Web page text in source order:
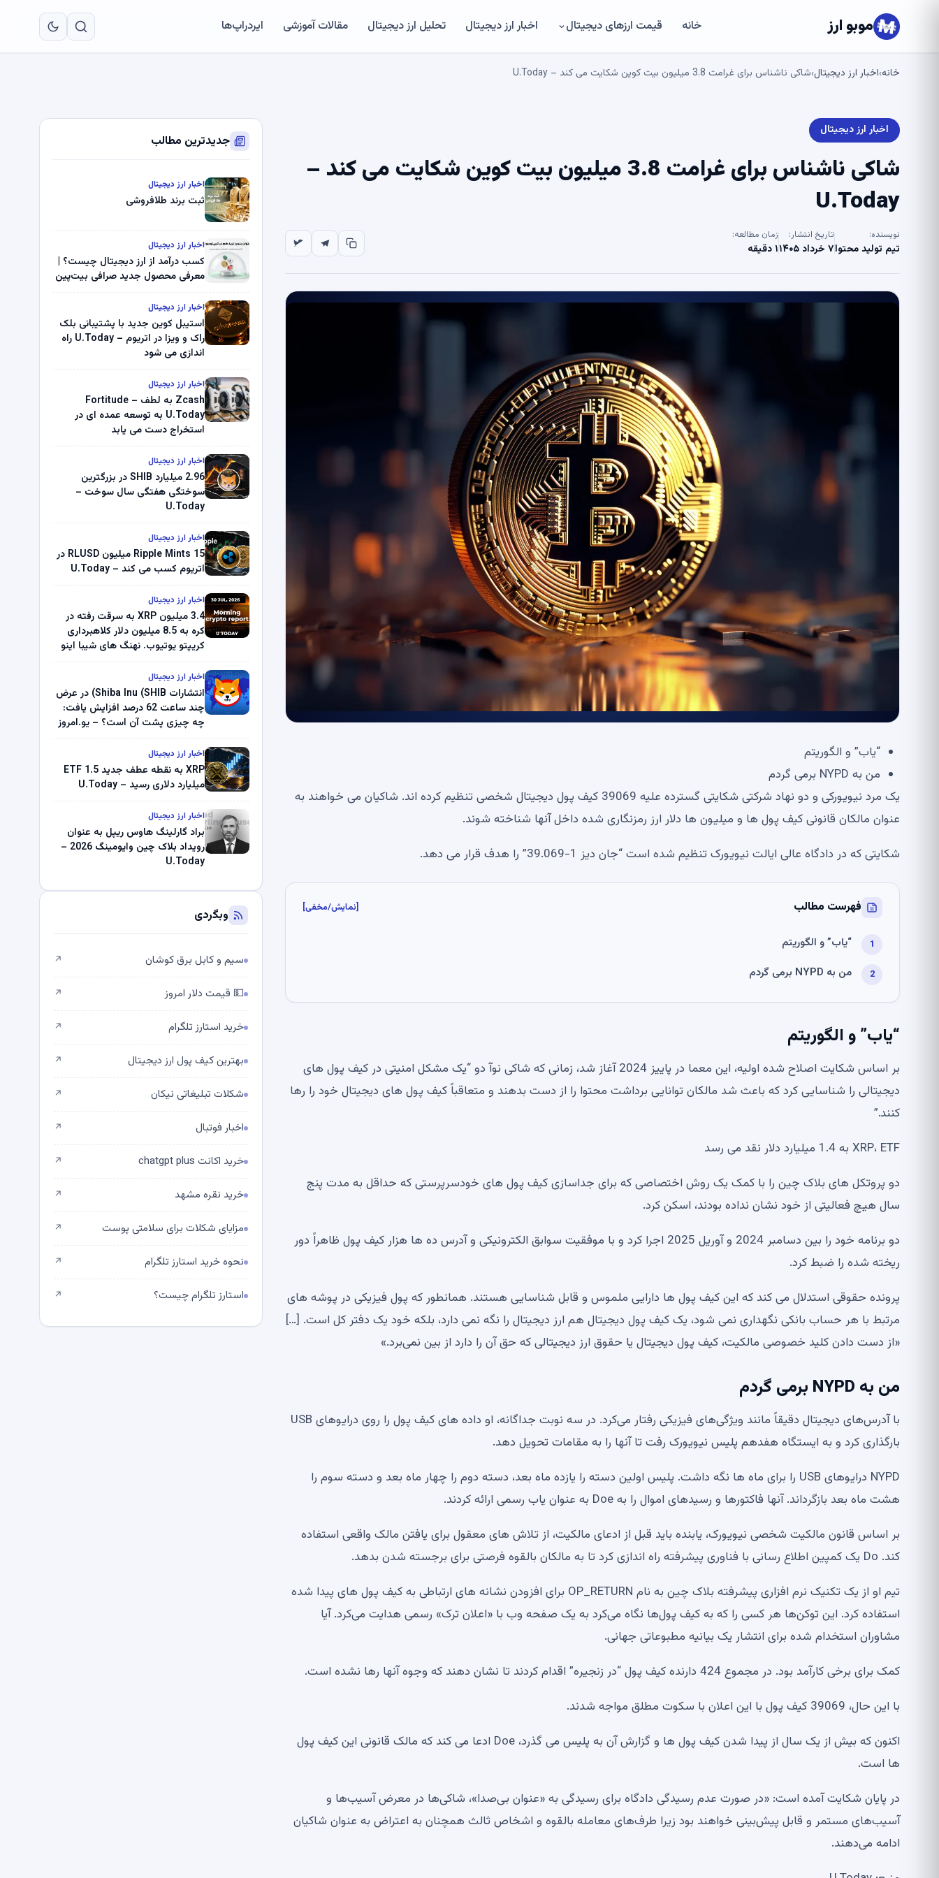
موبو ارز خانه قیمت ارزهای دیجیتال اخبار ارز دیجیتال تحلیل ارز دیجیتال مقالات آموزشی ایردراپ‌ها
خانه›اخبار ارز دیجیتال›شاکی ناشناس برای غرامت 3.8 میلیون بیت کوین شکایت می کند – U.Today
اخبار ارز دیجیتال
شاکی ناشناس برای غرامت 3.8 میلیون بیت کوین شکایت می کند –
U.Today
نویسنده:
تیم تولید محتوا
تاریخ انتشار:
۷ خرداد ۱۴۰۵
زمان مطالعه:
۱ دقیقه
“یاب” و الگوریتم
من به NYPD برمی گردم
یک مرد نیویورکی و دو نهاد شرکتی شکایتی گسترده علیه 39069 کیف پول دیجیتال شخصی تنظیم کرده اند. شاکیان می خواهند به
عنوان مالکان قانونی کیف پول ها و میلیون ها دلار ارز رمزنگاری شده داخل آنها شناخته شوند.
شکایتی که در دادگاه عالی ایالت نیویورک تنظیم شده است “جان دیز 1-39.069” را هدف قرار می دهد.
فهرست مطالب [نمایش/مخفی]
“یاب” و الگوریتم
من به NYPD برمی گردم
“یاب” و الگوریتم
بر اساس شکایت اصلاح شده اولیه، این معما در پاییز 2024 آغاز شد، زمانی که شاکی نوآ دو “یک مشکل امنیتی در کیف پول های
دیجیتالی را شناسایی کرد که باعث شد مالکان توانایی برداشت محتوا را از دست بدهند و متعاقباً کیف پول های دیجیتال خود را رها
کنند.”
XRP، ETF به 1.4 میلیارد دلار نقد می رسد
دو پروتکل های بلاک چین را با کمک یک روش اختصاصی که برای جداسازی کیف پول های خودسرپرستی که حداقل به مدت پنج
سال هیچ فعالیتی از خود نشان نداده بودند، اسکن کرد.
دو برنامه خود را بین دسامبر 2024 و آوریل 2025 اجرا کرد و با موفقیت سوابق الکترونیکی و آدرس ده ها هزار کیف پول ظاهراً دور
ریخته شده را ضبط کرد.
پرونده حقوقی استدلال می کند که این کیف پول ها دارایی ملموس و قابل شناسایی هستند. همانطور که پول فیزیکی در پوشه های
مرتبط با هر حساب بانکی نگهداری نمی شود، یک کیف پول دیجیتال هم ارز دیجیتال را نگه نمی دارد، بلکه خود یک دفتر کل است. […]
«از دست دادن کلید خصوصی مالکیت، کیف پول دیجیتال یا حقوق ارز دیجیتالی که حق آن را دارد از بین نمی‌برد.»
من به NYPD برمی گردم
با آدرس‌های دیجیتال دقیقاً مانند ویژگی‌های فیزیکی رفتار می‌کرد. در سه نوبت جداگانه، او داده های کیف پول را روی درایوهای USB
بارگذاری کرد و به ایستگاه هفدهم پلیس نیویورک رفت تا آنها را به مقامات تحویل دهد.
NYPD درایوهای USB را برای ماه ها نگه داشت. پلیس اولین دسته را یازده ماه بعد، دسته دوم را چهار ماه بعد و دسته سوم را
هشت ماه بعد بازگرداند. آنها فاکتورها و رسیدهای اموال را به Doe به عنوان یاب رسمی ارائه کردند.
بر اساس قانون مالکیت شخصی نیویورک، یابنده باید قبل از ادعای مالکیت، از تلاش های معقول برای یافتن مالک واقعی استفاده
کند. Do یک کمپین اطلاع رسانی با فناوری پیشرفته راه اندازی کرد تا به مالکان بالقوه فرصتی برای برجسته شدن بدهد.
تیم او از یک تکنیک نرم افزاری پیشرفته بلاک چین به نام OP_RETURN برای افزودن نشانه های ارتباطی به کیف پول های پیدا شده
استفاده کرد. این توکن‌ها هر کسی را که به کیف پول‌ها نگاه می‌کرد به یک صفحه وب با «اعلان ترک» رسمی هدایت می‌کرد. آیا
مشاوران استخدام شده برای انتشار یک بیانیه مطبوعاتی جهانی.
کمک برای برخی کارآمد بود. در مجموع 424 دارنده کیف پول “در زنجیره” اقدام کردند تا نشان دهند که وجوه آنها رها نشده است.
با این حال، 39069 کیف پول با این اعلان با سکوت مطلق مواجه شدند.
اکنون که بیش از یک سال از پیدا شدن کیف پول ها و گزارش آن به پلیس می گذرد، Doe ادعا می کند که مالک قانونی این کیف پول
ها است.
در پایان شکایت آمده است: «در صورت عدم رسیدگی دادگاه برای رسیدگی به «عنوان بی‌صدا»، شاکی‌ها در معرض آسیب‌ها و
آسیب‌های مستمر و قابل پیش‌بینی خواهند بود زیرا طرف‌های معامله بالقوه و اشخاص ثالث همچنان به اعتراض به عنوان شاکیان
ادامه می‌دهند.
جدیدترین مطالب
اخبار ارز دیجیتال
ثبت برند طلافروشی
اخبار ارز دیجیتال
کسب درآمد از ارز دیجیتال چیست؟ |
معرفی محصول جدید صرافی بیت‌پین
اخبار ارز دیجیتال
استیبل کوین جدید با پشتیبانی بلک
راک و ویزا در اتریوم – U.Today راه
اندازی می شود
اخبار ارز دیجیتال
Zcash به لطف Fortitude –
U.Today به توسعه عمده ای در
استخراج دست می یابد
اخبار ارز دیجیتال
2.96 میلیارد SHIB در بزرگترین
سوختگی هفتگی سال سوخت –
U.Today
اخبار ارز دیجیتال
Ripple Mints 15 میلیون RLUSD در
اتریوم کسب می کند – U.Today
اخبار ارز دیجیتال
3.4 میلیون XRP به سرقت رفته در
کره به 8.5 میلیون دلار کلاهبرداری
کریپتو یوتیوب. نهنگ های شیبا اینو
میلیون دلار U-Turn در بیت کوین را
ثبت کرد – گزارش کریپتو صبح –
U.Today
اخبار ارز دیجیتال
انتشارات Shiba Inu (SHIB) در عرض
چند ساعت 62 درصد افزایش یافت:
چه چیزی پشت آن است؟ – یو.امروز
اخبار ارز دیجیتال
XRP به نقطه عطف جدید ETF 1.5
میلیارد دلاری رسید – U.Today
اخبار ارز دیجیتال
براد گارلینگ هاوس ریپل به عنوان
رویداد بلاک چین وایومینگ 2026 –
U.Today
وبگردی
سیم و کابل برق کوشان ↗
💵 قیمت دلار امروز ↗
خرید استارز تلگرام ↗
بهترین کیف پول ارز دیجیتال ↗
شکلات تبلیغاتی نیکان ↗
اخبار فوتبال ↗
خرید اکانت chatgpt plus ↗
خرید نقره مشهد ↗
مزایای شکلات برای سلامتی پوست ↗
نحوه خرید استارز تلگرام ↗
استارز تلگرام چیست؟ ↗